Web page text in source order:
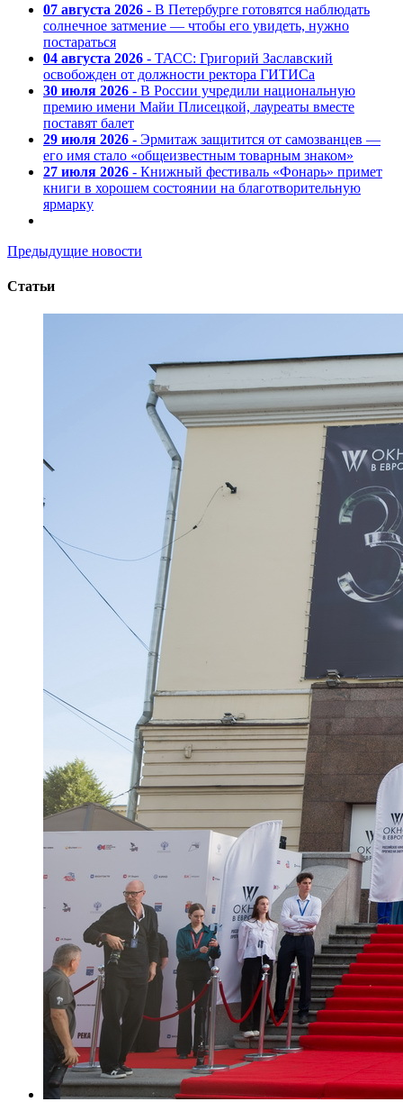
07 августа 2026 - В Петербурге готовятся наблюдать
солнечное затмение — чтобы его увидеть, нужно
постараться
04 августа 2026 - ТАСС: Григорий Заславский
освобожден от должности ректора ГИТИСа
30 июля 2026 - В России учредили национальную
премию имени Майи Плисецкой, лауреаты вместе
поставят балет
29 июля 2026 - Эрмитаж защитится от самозванцев —
его имя стало «общеизвестным товарным знаком»
27 июля 2026 - Книжный фестиваль «Фонарь» примет
книги в хорошем состоянии на благотворительную
ярмарку
Предыдущие новости
Статьи